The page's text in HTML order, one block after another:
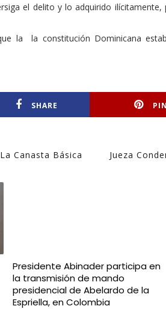
el delito y lo adquirido
la la constitución Dominicana
SHARE
Canasta Básica
Jueza
Presidente Abinader participa en
la transmisión de mando
presidencial de Abelardo de la
Espriella, en Colombia